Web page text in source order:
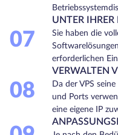
07
UNTER IHRER
Sie haben die
erforderlichen
08
VERWALTEN
Da der VPS
und Ports
eine eigene IP